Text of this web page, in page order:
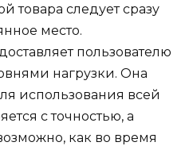
товара следует сразу
место.
пользователю
нагрузки. Она
использования всей
с точностью, а
как во время